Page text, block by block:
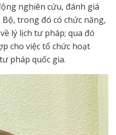
nghiên cứu, đánh giá
trong đó có chức năng,
lý lịch tư pháp; qua đó
cho việc tổ chức hoạt
pháp quốc gia.